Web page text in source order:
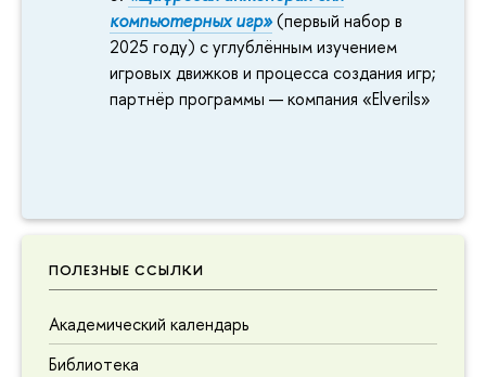
компьютерных игр»(первый набор в
2025 году) с углублённым изучением
игровых движков и процесса создания игр;
партнёр программы — компания «Elverils»
ПОЛЕЗНЫЕ ССЫЛКИ
Академический календарь
Библиотека